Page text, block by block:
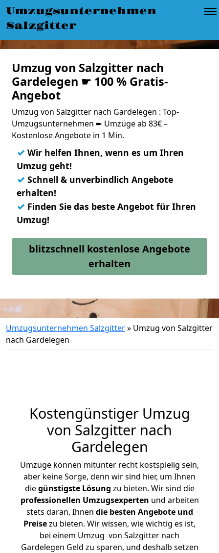
Umzugsunternehmen
Salzgitter
Umzug von Salzgitter nach
Gardelegen ☛ 100 % Gratis-
Angebot
Umzug von Salzgitter nach Gardelegen : Top-
Umzugsunternehmen ➨ Umzüge ab 83€ –
Kostenlose Angebote in 1 Min.
✓ Wir helfen Ihnen, wenn es um Ihren
Umzug geht!
✓ Schnell & unverbindlich Angebote
erhalten!
✓ Finden Sie das beste Angebot für Ihren
Umzug!
blitzschnell kostenlose Angebote
erhalten
Umzugsunternehmen Salzgitter» Umzug von Salzgitter
nach Gardelegen
Kostengünstiger Umzug
von Salzgitter nach
Gardelegen
Umzüge können mitunter recht kostspielig sein,
aber keine Sorge, denn wir sind hier, um Ihnen
diegünstigste Lösung zu bieten. Wir sind die
professionellen Umzugsexperten und arbeiten
stets daran, Ihnen die besten Angebote und
Preisezu bieten. Wir wissen, wie wichtig es ist,
bei einem Umzug von Salzgitter nach
Gardelegen Geld zu sparen, und deshalb setzen